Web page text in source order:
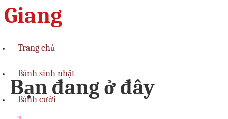
Giang
Trang chủ
Bánh sinh nhật
Bánh cưới
Bạn đang ở đây